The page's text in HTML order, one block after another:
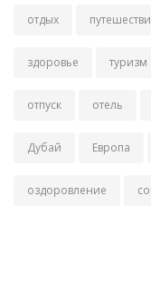
отдых
здоровье туризм
отпуск отель
Дубай Европа
оздоровление